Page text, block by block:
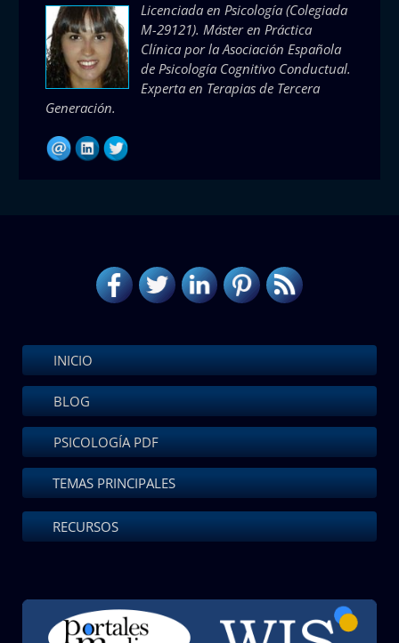
Licenciada en Psicología (Colegiada
M-29121). Máster en Práctica
Clínica por la Asociación Española
de Psicología Cognitivo Conductual.
Experta en Terapias de Tercera
Generación.
INICIO
BLOG
PSICOLOGÍA PDF
TEMAS PRINCIPALES
RECURSOS